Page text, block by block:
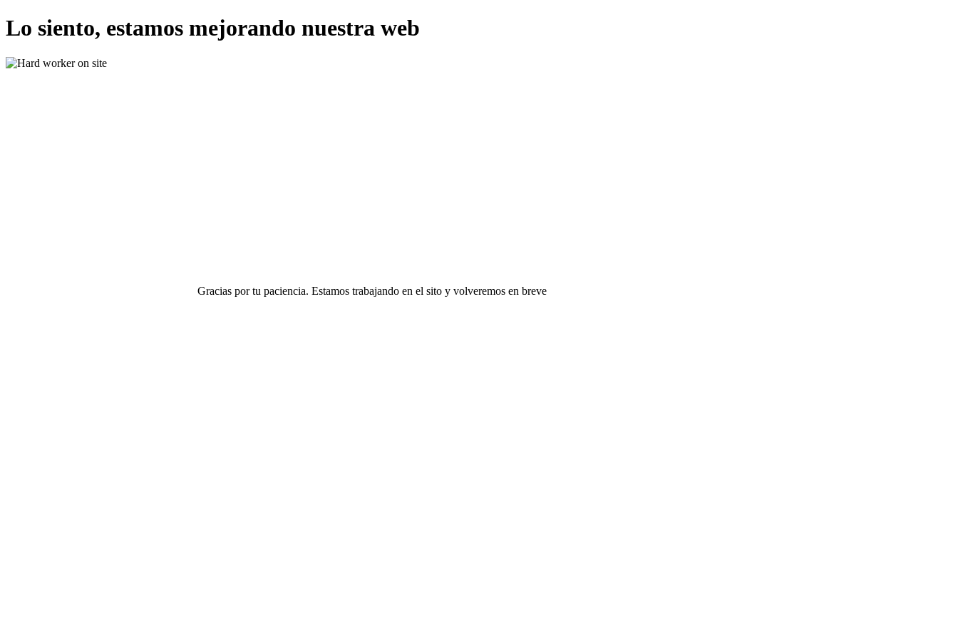
Lo siento, estamos mejorando nuestra web
Gracias por tu paciencia. Estamos trabajando en el sito y volveremos en breve